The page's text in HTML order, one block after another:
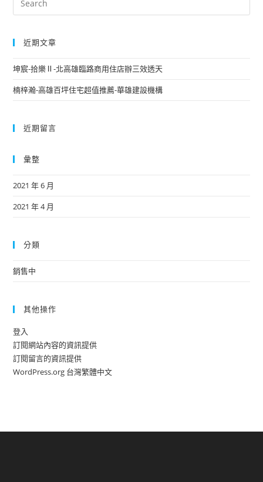
近期文章
坤宸-拾樂Ⅱ-北高雄臨路商用住店辦三效透天
楠梓瀚-高雄百坪住宅超值推薦-華雄建設機構
近期留言
彙整
2021 年 6 月
2021 年 4 月
分類
銷售中
其他操作
登入
訂閱網站內容的資訊提供
訂閱留言的資訊提供
WordPress.org 台灣繁體中文